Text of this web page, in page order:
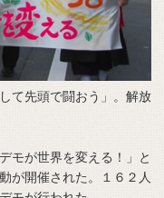
て先頭で闘おう」。解放
モが世界を変える！」と
が開催された。１６２人